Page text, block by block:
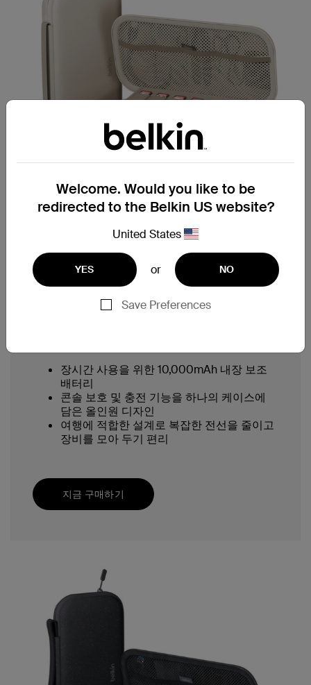
적합한 대상: 별도의 보조 배터리를 휴대할 필요 없
이 추가 배터리 용량과 보호를 제공하는 제품을 원
장시간 사용을 위한 10,000mAh 내장 보조
배터리
콘솔 보호 및 충전 기능을 하나의 케이스에
담은 올인원 디자인
여행에 적합한 설계로 복잡한 전선을 줄이고
장비를 모아 두기 편리
지금 구매하기
Welcome. Would you like to be
redirected to the Belkin US website?
United States
YES or NO
Save Preferences